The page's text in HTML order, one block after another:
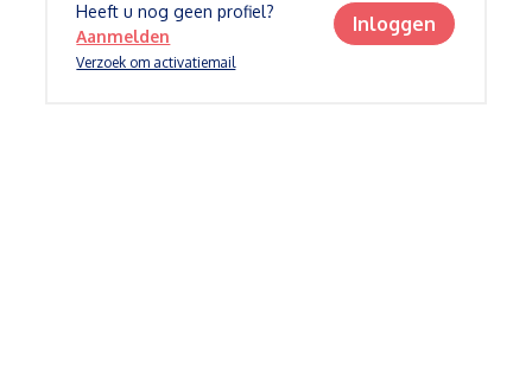
Verzoek om activatiemail
Heeft u nog geen profiel?
Aanmelden
Inloggen